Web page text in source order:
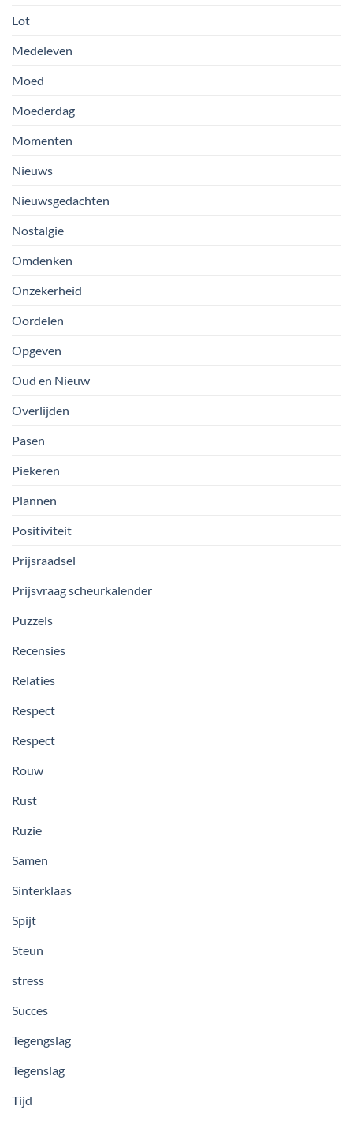
Lot
Medeleven
Moed
Moederdag
Momenten
Nieuws
Nieuwsgedachten
Nostalgie
Omdenken
Onzekerheid
Oordelen
Opgeven
Oud en Nieuw
Overlijden
Pasen
Piekeren
Plannen
Positiviteit
Prijsraadsel
Prijsvraag scheurkalender
Puzzels
Recensies
Relaties
Respect
Respect
Rouw
Rust
Ruzie
Samen
Sinterklaas
Spijt
Steun
stress
Succes
Tegengslag
Tegenslag
Tijd